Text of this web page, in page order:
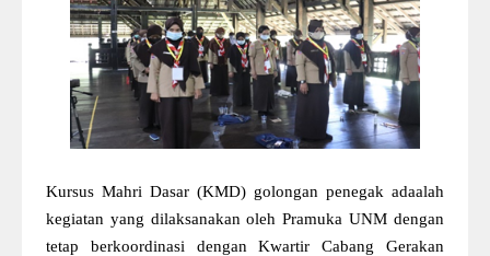
Kursus Mahri Dasar (KMD) golongan penegak adaalah
kegiatan yang dilaksanakan oleh Pramuka UNM dengan
tetap berkoordinasi dengan Kwartir Cabang Gerakan